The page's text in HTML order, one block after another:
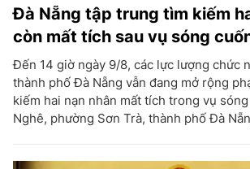
Đà Nẵng tập trung tìm kiếm
còn mất tích sau vụ sóng
Đến 14 giờ ngày 9/8, các lực lượng chức
thành phố Đà Nẵng vẫn đang mở rộng
kiếm hai nạn nhân mất tích trong vụ
Nghê, phường Sơn Trà, thành phố Đà